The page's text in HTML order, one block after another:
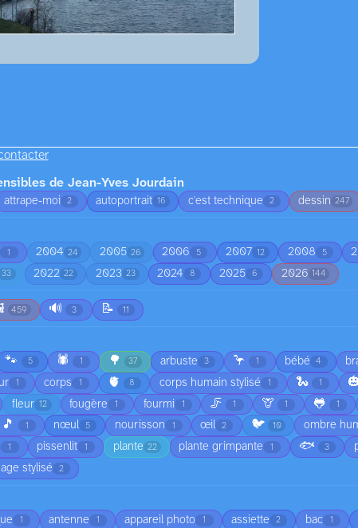
de Jean-Yves Jourdain
attrape-moi 2 autoportrait 16 c'est technique 2 dessin 247
1 2004 24 2005 26 2006 5 2007 12 2008 5
33 2022 22 2023 23 2024 8 2025 6 2026 144
459 🔊 3 📝 11
🐾 5 🕷️ 1 🌳 37 arbuste 3 🦩 1 bébé 4
1 corps 1 🫀 8 corps humain stylisé 1 🐍 1
fleur 12 fougère 1 fourmi 1 🦵 1 🦒 1 🐸 1
🎵 1 nœul 5 nourisson 1 œil 2 🐦 10 ombre
1 pissenlit 1 plante 22 plante grimpante 1 🐟 3
stylisé 2
1 antenne 1 appareil photo 1 assiette 2 bac 1